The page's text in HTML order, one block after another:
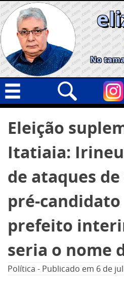
Skip
to
content
No
Geral
Cidades
Política
Opinião
Informe especial
por:
Eleição
Itatiaia:
de ataques
pré-
prefeito
seria o nome
Política - Publicado em 6 de